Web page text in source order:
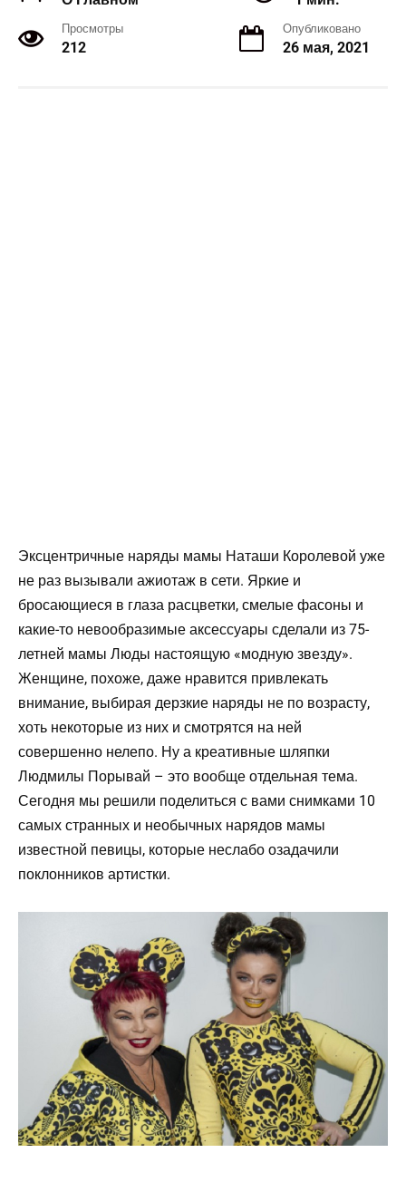
Просмотры
212
Опубликовано
26 мая, 2021
Эксцентричные наряды мамы Наташи Королевой уже
не раз вызывали ажиотаж в сети. Яркие и
бросающиеся в глаза расцветки, смелые фасоны и
какие-то невообразимые аксессуары сделали из 75-
летней мамы Люды настоящую «модную звезду».
Женщине, похоже, даже нравится привлекать
внимание, выбирая дерзкие наряды не по возрасту,
хоть некоторые из них и смотрятся на ней
совершенно нелепо. Ну а креативные шляпки
Людмилы Порывай – это вообще отдельная тема.
Сегодня мы решили поделиться с вами снимками 10
самых странных и необычных нарядов мамы
известной певицы, которые неслабо озадачили
поклонников артистки.